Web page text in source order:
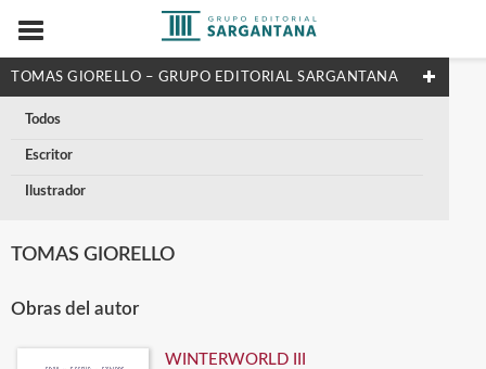
TOMAS GIORELLO – GRUPO EDITORIAL SARGANTANA
Todos
Escritor
Ilustrador
TOMAS GIORELLO
Obras del autor
WINTERWORLD III